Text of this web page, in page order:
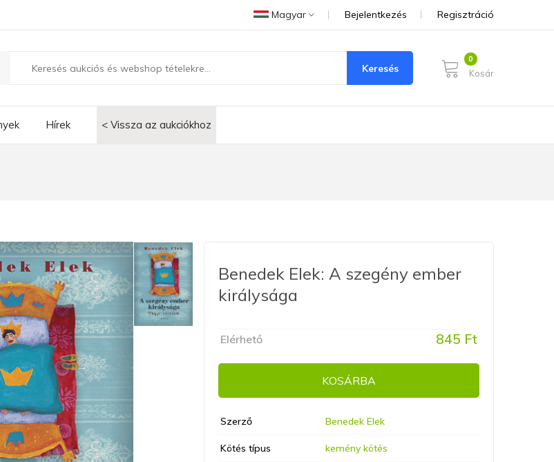
Magyar Bejelentkezés Regisztráció
Keresés Kosár
Hírek < Vissza az aukciókhoz
Benedek Elek: A szegény ember
királysága
Elérhető 845 Ft
KOSÁRBA
Szerző Benedek Elek
Kötés típus kemény kötés